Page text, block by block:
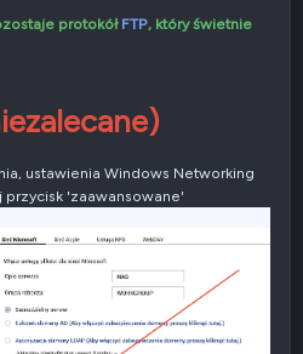
protokół FTP, który świetnie
ustawienia Windows Networking
przycisk 'zaawansowane'